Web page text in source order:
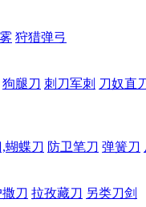
狩猎弹弓
狗腿刀 刺刀军刺 刀奴直
,蝴蝶刀 防卫笔刀 弹簧刀
撒刀 拉孜藏刀 另类刀剑